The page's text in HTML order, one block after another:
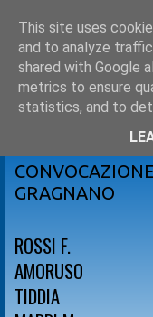
mercoledì 3 ottobre 2012
GRAGNANO
ROSSI F.
AMORUSO
TIDDIA
This site uses
and to analyze
shared with Google
metrics to ensure
statistics, and to